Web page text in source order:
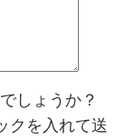
しょうか？
クを入れて送